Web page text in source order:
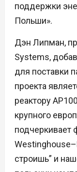
поддержки
Польши».
Дэн Липман,
Systems,
для поставки
проекта
реактору
крупного
подчеркивает
строишь” и